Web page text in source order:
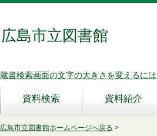
広島市立図書館
蔵書検索画面の文字の大きさを変えるには
資料検索 資料紹介
広島市立図書館ホームページへ戻る >